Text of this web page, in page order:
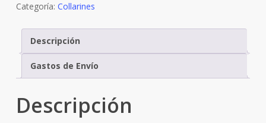
Categoría: Collarines
Descripción
Gastos de Envío
Descripción